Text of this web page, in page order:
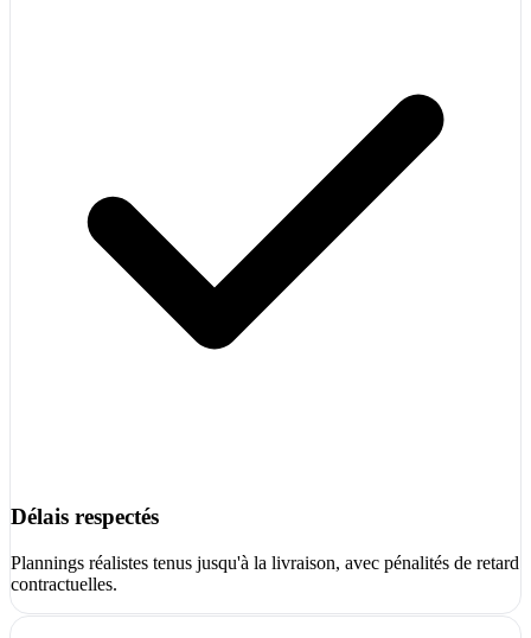
Délais respectés
Plannings réalistes tenus jusqu'à la livraison, avec pénalités de retard
contractuelles.